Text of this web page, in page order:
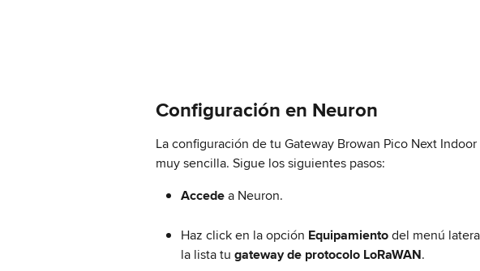
Configuración en Neuron
La configuración de tu Gateway Browan Pico Next Indoor
muy sencilla. Sigue los siguientes pasos:
Accede a Neuron.
Haz click en la opción Equipamiento del menú
la lista tu gateway de protocolo LoRaWAN.